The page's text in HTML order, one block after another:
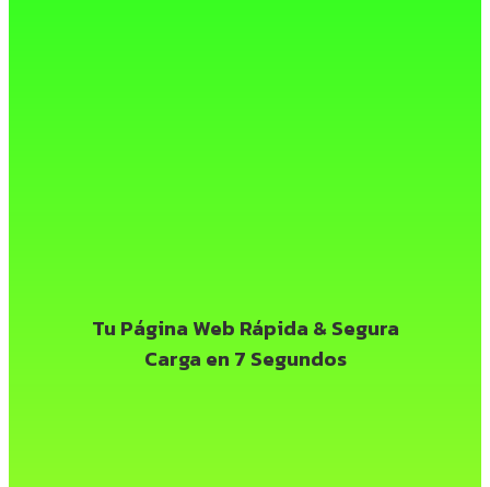
Tu Página Web Rápida & Segura
Carga en 7 Segundos